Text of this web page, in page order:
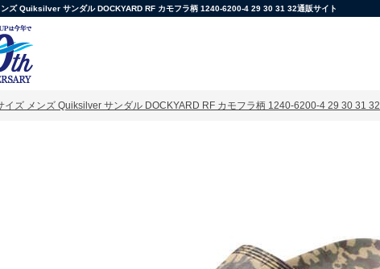
ズ Quiksilver サンダル DOCKYARD RF カモフラ柄 1240-6200-4 29 30 31 32通販サイト
イズ メンズ Quiksilver サンダル DOCKYARD RF カモフラ柄 1240-6200-4 29 30 31 32